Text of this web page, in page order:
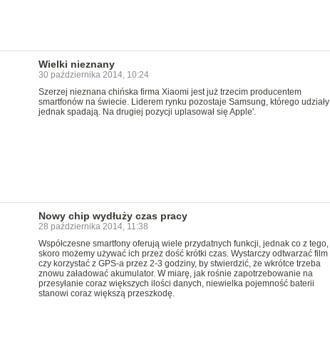
Wielki nieznany
30 października 2014, 10:24
Szerzej nieznana chińska firma Xiaomi jest już trzecim producentem
smartfonów na świecie. Liderem rynku pozostaje Samsung, którego udziały
jednak spadają. Na drugiej pozycji uplasował się Apple'.
Nowy chip wydłuży czas pracy
28 października 2014, 11:38
Współczesne smartfony oferują wiele przydatnych funkcji, jednak co z tego,
skoro możemy używać ich przez dość krótki czas. Wystarczy odtwarzać film
czy korzystać z GPS-a przez 2-3 godziny, by stwierdzić, że wkrótce trzeba
znowu załadować akumulator. W miarę, jak rośnie zapotrzebowanie na
przesyłanie coraz większych ilości danych, niewielka pojemność baterii
stanowi coraz większą przeszkodę.